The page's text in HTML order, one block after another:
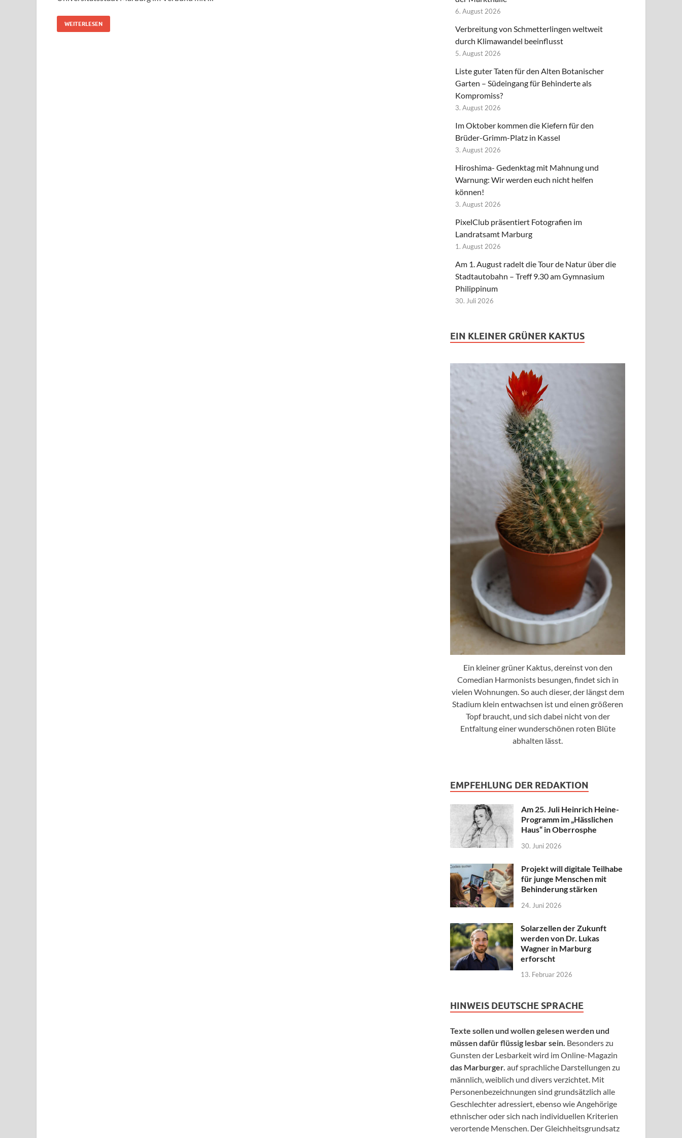
WEITERLESEN
6. August 2026
Verbreitung von Schmetterlingen weltweit
durch Klimawandel beeinflusst
5. August 2026
Liste guter Taten für den Alten Botanischer
Garten – Südeingang für Behinderte als
Kompromiss?
3. August 2026
Im Oktober kommen die Kiefern für den
Brüder-Grimm-Platz in Kassel
3. August 2026
Hiroshima- Gedenktag mit Mahnung und
Warnung: Wir werden euch nicht helfen
können!
3. August 2026
PixelClub präsentiert Fotografien im
Landratsamt Marburg
1. August 2026
Am 1. August radelt die Tour de Natur über die
Stadtautobahn – Treff 9.30 am Gymnasium
Philippinum
30. Juli 2026
EIN KLEINER GRÜNER KAKTUS
Ein kleiner grüner Kaktus, dereinst von den
Comedian Harmonists besungen, findet sich in
vielen Wohnungen. So auch dieser, der längst dem
Stadium klein entwachsen ist und einen größeren
Topf braucht, und sich dabei nicht von der
Entfaltung einer wunderschönen roten Blüte
abhalten lässt.
EMPFEHLUNG DER REDAKTION
Am 25. Juli Heinrich Heine-
Programm im „Hässlichen
Haus“ in Oberrosphe
30. Juni 2026
Projekt will digitale Teilhabe
für junge Menschen mit
Behinderung stärken
24. Juni 2026
Solarzellen der Zukunft
werden von Dr. Lukas
Wagner in Marburg
erforscht
13. Februar 2026
HINWEIS DEUTSCHE SPRACHE
Texte sollen und wollen gelesen werden und
müssen dafür flüssig lesbar sein. Besonders zu
Gunsten der Lesbarkeit wird im Online-Magazin
das Marburger. auf sprachliche Darstellungen zu
männlich, weiblich und divers verzichtet. Mit
Personenbezeichnungen sind grundsätzlich alle
Geschlechter adressiert, ebenso wie Angehörige
ethnischer oder sich nach individuellen Kriterien
verortende Menschen. Der Gleichheitsgrundsatz